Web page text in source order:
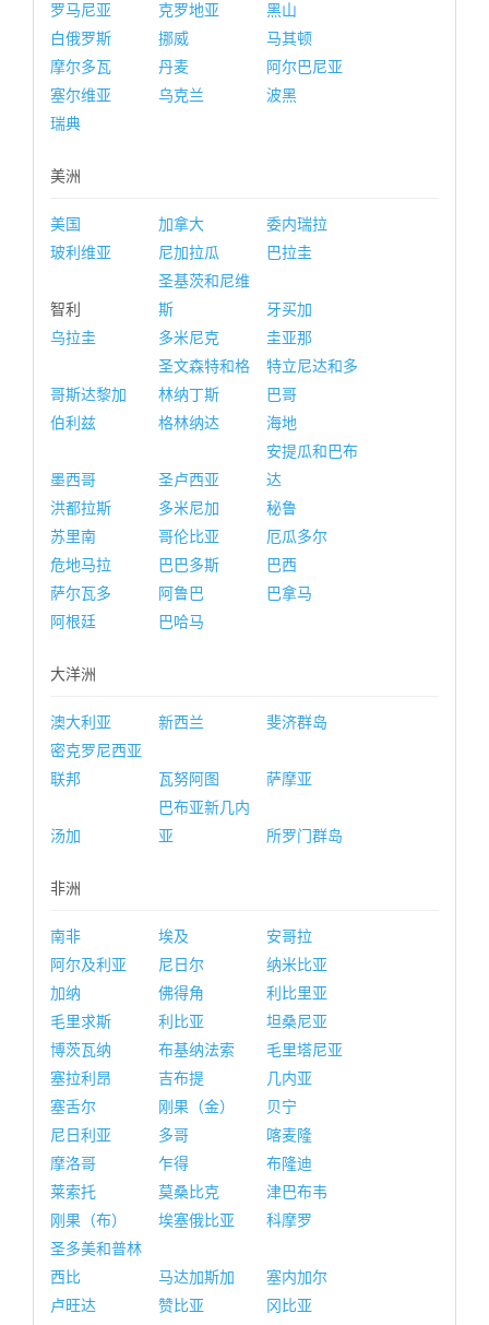
罗马尼亚
克罗地亚
黑山
白俄罗斯
挪威
马其顿
摩尔多瓦
丹麦
阿尔巴尼亚
塞尔维亚
乌克兰
波黑
瑞典
美洲
美国 加拿大
委内瑞拉
玻利维亚
尼加拉瓜 巴拉圭
智利
圣基茨和尼维
斯
牙买加
乌拉圭
多米尼克 圭亚那
哥斯达黎加
圣文森特和格
林纳丁斯
特立尼达和多
巴哥
伯利兹
格林纳达 海地
墨西哥 圣卢西亚
安提瓜和巴布
达
洪都拉斯
多米尼加
秘鲁
苏里南
哥伦比亚
厄瓜多尔
危地马拉
巴巴多斯
巴西
萨尔瓦多
阿鲁巴
巴拿马
阿根廷
巴哈马
大洋洲
澳大利亚 新西兰
斐济群岛
密克罗尼西亚
联邦
瓦努阿图 萨摩亚
汤加
巴布亚新几内
亚
所罗门群岛
非洲
南非 埃及
安哥拉
阿尔及利亚
尼日尔
纳米比亚
加纳
佛得角
利比里亚
毛里求斯
利比亚
坦桑尼亚
博茨瓦纳
布基纳法索
毛里塔尼亚
塞拉利昂
吉布提
几内亚
塞舌尔
刚果（金）
贝宁
尼日利亚
多哥
喀麦隆
摩洛哥
乍得
布隆迪
莱索托
莫桑比克
津巴布韦
刚果（布）
埃塞俄比亚
科摩罗
圣多美和普林
西比
马达加斯加
塞内加尔
卢旺达
赞比亚 冈比亚